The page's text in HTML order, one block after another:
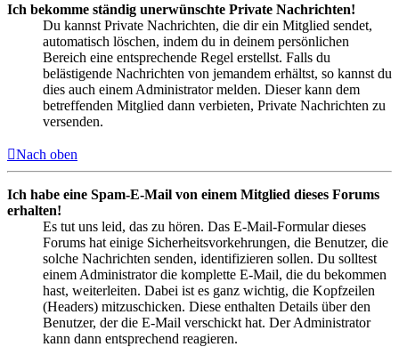
Ich bekomme ständig unerwünschte Private Nachrichten!
Du kannst Private Nachrichten, die dir ein Mitglied sendet,
automatisch löschen, indem du in deinem persönlichen
Bereich eine entsprechende Regel erstellst. Falls du
belästigende Nachrichten von jemandem erhältst, so kannst du
dies auch einem Administrator melden. Dieser kann dem
betreffenden Mitglied dann verbieten, Private Nachrichten zu
versenden.
Nach oben
Ich habe eine Spam-E-Mail von einem Mitglied dieses Forums
erhalten!
Es tut uns leid, das zu hören. Das E-Mail-Formular dieses
Forums hat einige Sicherheitsvorkehrungen, die Benutzer, die
solche Nachrichten senden, identifizieren sollen. Du solltest
einem Administrator die komplette E-Mail, die du bekommen
hast, weiterleiten. Dabei ist es ganz wichtig, die Kopfzeilen
(Headers) mitzuschicken. Diese enthalten Details über den
Benutzer, der die E-Mail verschickt hat. Der Administrator
kann dann entsprechend reagieren.